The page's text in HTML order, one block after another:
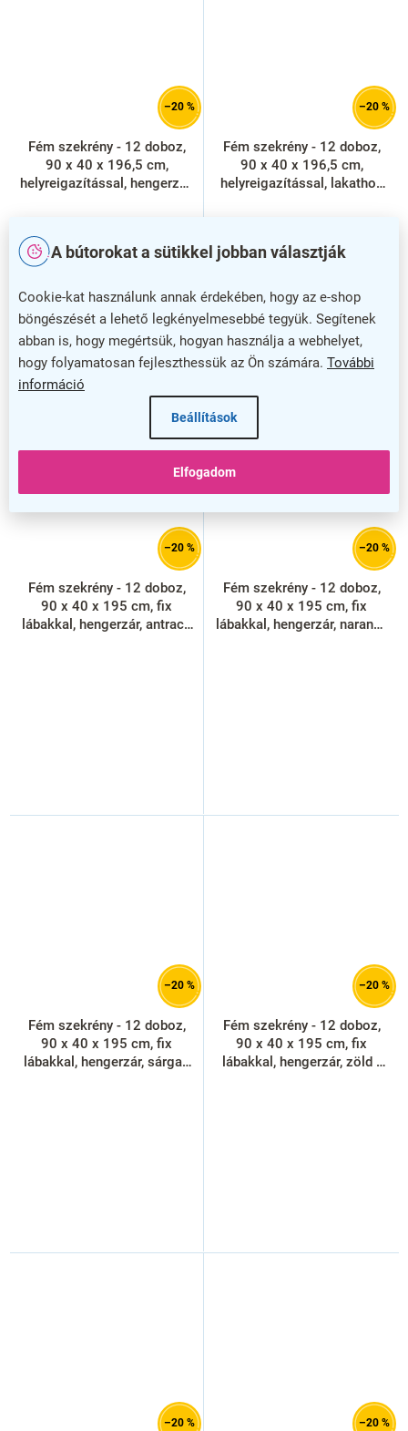
A bútorokat a sütikkel jobban választják
Cookie-kat használunk annak érdekében, hogy az e-shop
böngészését a lehető legkényelmesebbé tegyük. Segítenek
abban is, hogy megértsük, hogyan használja a webhelyet,
hogy folyamatosan fejleszthessük az Ön számára. További
információ
Beállítások
Elfogadom
–20 %
Fém szekrény - 12 doboz,
90 x 40 x 196,5 cm,
helyreigazítással, hengerzár,
–20 %
Fém szekrény - 12 doboz,
90 x 40 x 196,5 cm,
helyreigazítással, lakathoz
–20 %
Fém szekrény - 12 doboz,
90 x 40 x 195 cm, fix
lábakkal, hengerzár, antracit
–20 %
Fém szekrény - 12 doboz,
90 x 40 x 195 cm, fix
lábakkal, hengerzár, narancs
–20 %
Fém szekrény - 12 doboz,
90 x 40 x 195 cm, fix
lábakkal, hengerzár, sárga -
–20 %
Fém szekrény - 12 doboz,
90 x 40 x 195 cm, fix
lábakkal, hengerzár, zöld -
–20 % –20 %